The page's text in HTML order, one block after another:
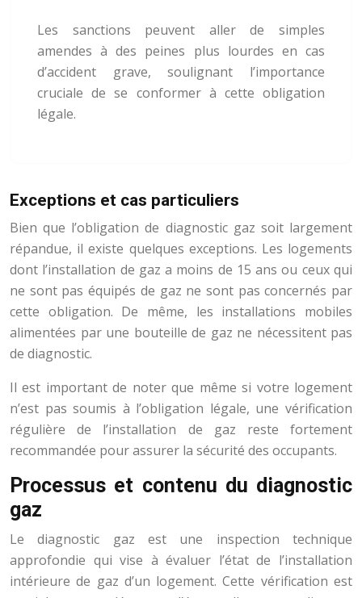
Les sanctions peuvent aller de simples
amendes à des peines plus lourdes en cas
d’accident grave, soulignant l’importance
cruciale de se conformer à cette obligation
légale.
Exceptions et cas particuliers
Bien que l’obligation de diagnostic gaz soit largement
répandue, il existe quelques exceptions. Les logements
dont l’installation de gaz a moins de 15 ans ou ceux qui
ne sont pas équipés de gaz ne sont pas concernés par
cette obligation. De même, les installations mobiles
alimentées par une bouteille de gaz ne nécessitent pas
de diagnostic.
Il est important de noter que même si votre logement
n’est pas soumis à l’obligation légale, une vérification
régulière de l’installation de gaz reste fortement
recommandée pour assurer la sécurité des occupants.
Processus et contenu du diagnostic
gaz
Le diagnostic gaz est une inspection technique
approfondie qui vise à évaluer l’état de l’installation
intérieure de gaz d’un logement. Cette vérification est